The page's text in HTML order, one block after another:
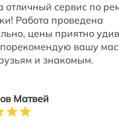
отличный сервис по
Работа проведена
цены приятно
вашу
и знакомым.
Матвей